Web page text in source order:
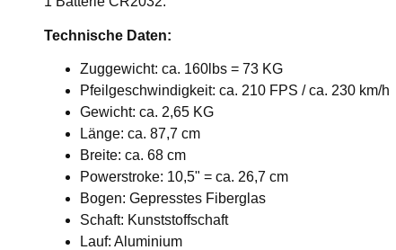
Technische Daten:
Zuggewicht: ca. 160lbs = 73 KG
Pfeilgeschwindigkeit: ca. 210 FPS / ca. 230 km/h
Gewicht: ca. 2,65 KG
Länge: ca. 87,7 cm
Breite: ca. 68 cm
Powerstroke: 10,5" = ca. 26,7 cm
Bogen: Gepresstes Fiberglas
Schaft: Kunststoffschaft
Lauf: Aluminium